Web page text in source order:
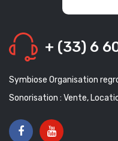
+ (33) 6
Symbiose Organisation
Sonorisation : Vente,